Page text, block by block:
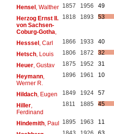
Hensel, Walther 1857 1956
49
Herzog Ernst II.
von Sachsen-
Coburg-Gotha
1818 1893 53
Hesssel, Carl 1866 1933
40
Hetsch, Louis 1806 1872
32
Heuer, Gustav 1875 1952
31
Heymann,
Werner R.
1896 1961 10
Hildach, Eugen 1849 1924
57
Hiller,
Ferdinand
1811 1885 45
Hindemith, Paul 1895 1963
11